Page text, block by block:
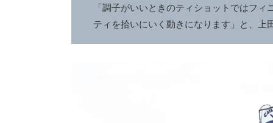
「調子がいいときのティショットではフ
ティを拾いにいく動きになります」と、